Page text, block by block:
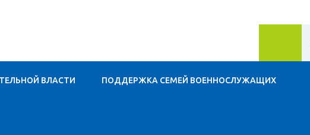
ВЛАСТИ ПОДДЕРЖКА СЕМЕЙ ВОЕННОСЛУЖАЩИХ